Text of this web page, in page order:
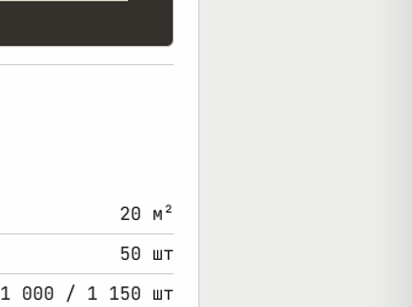
20 м²
50 шт
1 000 / 1 150 шт